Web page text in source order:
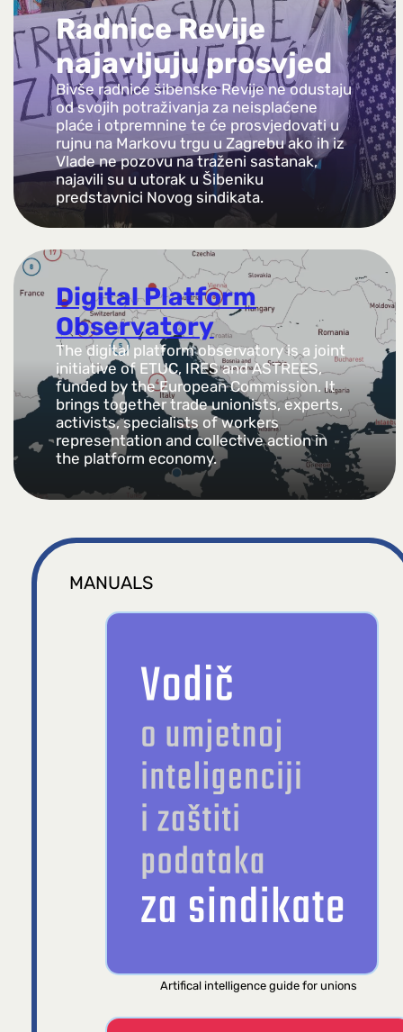
Radnice Revije
najavljuju prosvjed
Bivše radnice šibenske Revije ne odustaju
od svojih potraživanja za neisplaćene
plaće i otpremnine te će prosvjedovati u
rujnu na Markovu trgu u Zagrebu ako ih iz
Vlade ne pozovu na traženi sastanak,
najavili su u utorak u Šibeniku
predstavnici Novog sindikata.
Digital Platform
Observatory
The digital platform observatory is a joint
initiative of ETUC, IRES and ASTREES,
funded by the European Commission. It
brings together trade unionists, experts,
activists, specialists of workers
representation and collective action in
the platform economy.
MANUALS
Artifical intelligence guide for unions